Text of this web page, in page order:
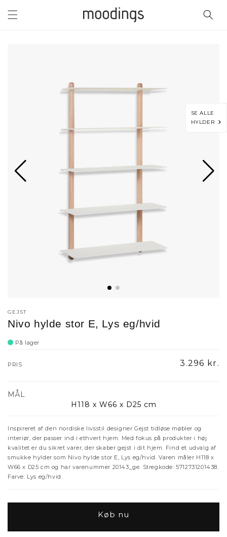
indhold
GEJST
SE ALLE
HYLDER
Nivo hylde stor E, Lys eg/hvid
På lager
PRIS 3.296 kr.
MÅL
H118 x W66 x D25 cm
Inspireret af den nordiske livsstil designer Gejst tidløse møbler og
interiør, der passer ind i ethvert hjem. Med fokus på produkter i høj
kvalitet er du sikret varer, der skaber gejst i dit hjem. Find et udvalg af
smukke hylder som Nivo hylde stor E, Lys eg/hvid. Varen måler H118 x
W66 x D25 cm og har varenummer 20143_ge. Stregkode: 5712731201438.
Farve: Lys eg/hvid.
Køb nu